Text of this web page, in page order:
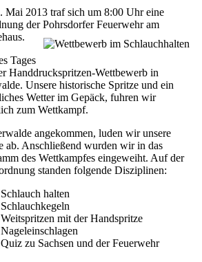
Mai 2013 traf sich um 8:00 Uhr eine
der Pohrsdorfer Feuerwehr am
Tages
Handdruckspritzen-Wettbewerb in
Unsere historische Spritze und ein
Wetter im Gepäck, fuhren wir
zum Wettkampf.
angekommen, luden wir unsere
ab. Anschließend wurden wir in das
des Wettkampfes eingeweiht. Auf der
standen folgende Disziplinen:
Schlauch halten
Schlauchkegeln
Weitspritzen mit der Handspritze
Nageleinschlagen
Quiz zu Sachsen und der Feuerwehr